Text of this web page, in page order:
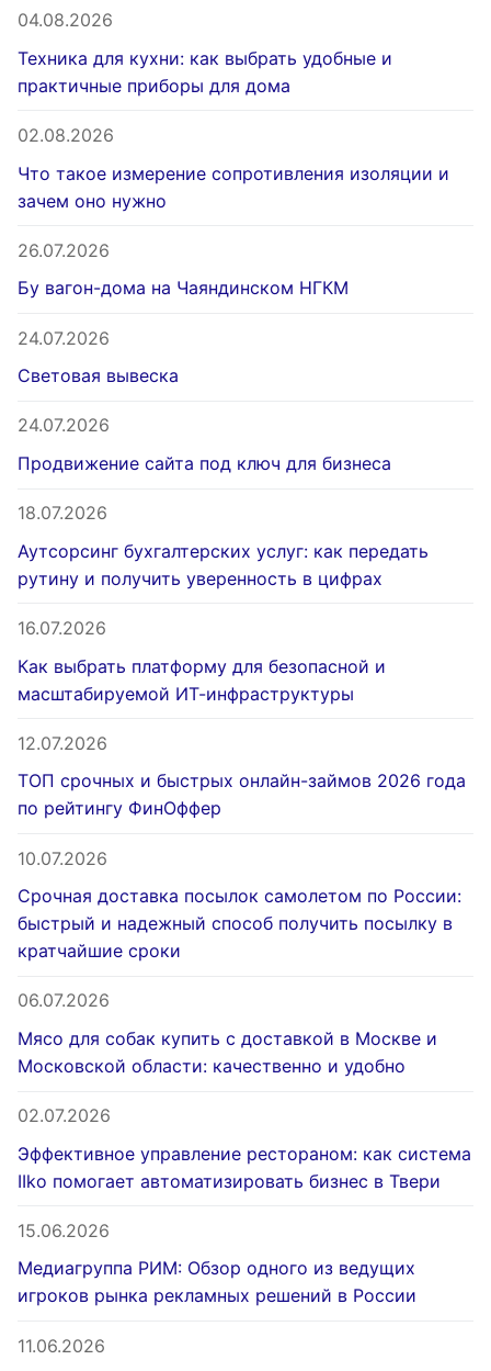
04.08.2026
Техника для кухни: как выбрать удобные и
практичные приборы для дома
02.08.2026
Что такое измерение сопротивления изоляции и
зачем оно нужно
26.07.2026
Бу вагон-дома на Чаяндинском НГКМ
24.07.2026
Световая вывеска
24.07.2026
Продвижение сайта под ключ для бизнеса
18.07.2026
Аутсорсинг бухгалтерских услуг: как передать
рутину и получить уверенность в цифрах
16.07.2026
Как выбрать платформу для безопасной и
масштабируемой ИТ-инфраструктуры
12.07.2026
ТОП срочных и быстрых онлайн-займов 2026 года
по рейтингу ФинОффер
10.07.2026
Срочная доставка посылок самолетом по России:
быстрый и надежный способ получить посылку в
кратчайшие сроки
06.07.2026
Мясо для собак купить с доставкой в Москве и
Московской области: качественно и удобно
02.07.2026
Эффективное управление рестораном: как система
IIko помогает автоматизировать бизнес в Твери
15.06.2026
Медиагруппа РИМ: Обзор одного из ведущих
игроков рынка рекламных решений в России
11.06.2026